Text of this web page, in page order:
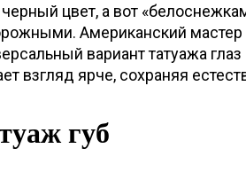
черный цвет, а вот
Американский
вариант татуажа
взгляд ярче, сохраняя
губ